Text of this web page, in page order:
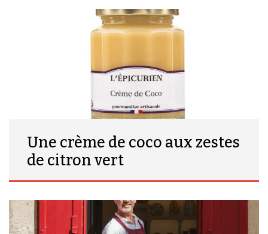
Une crème de coco aux zestes
de citron vert